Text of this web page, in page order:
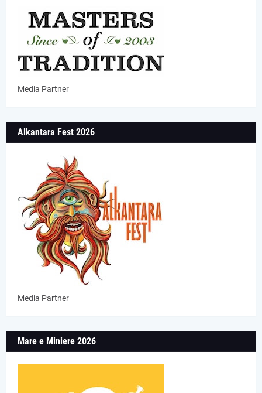
Media Partner
Alkantara Fest 2026
Media Partner
Mare e Miniere 2026